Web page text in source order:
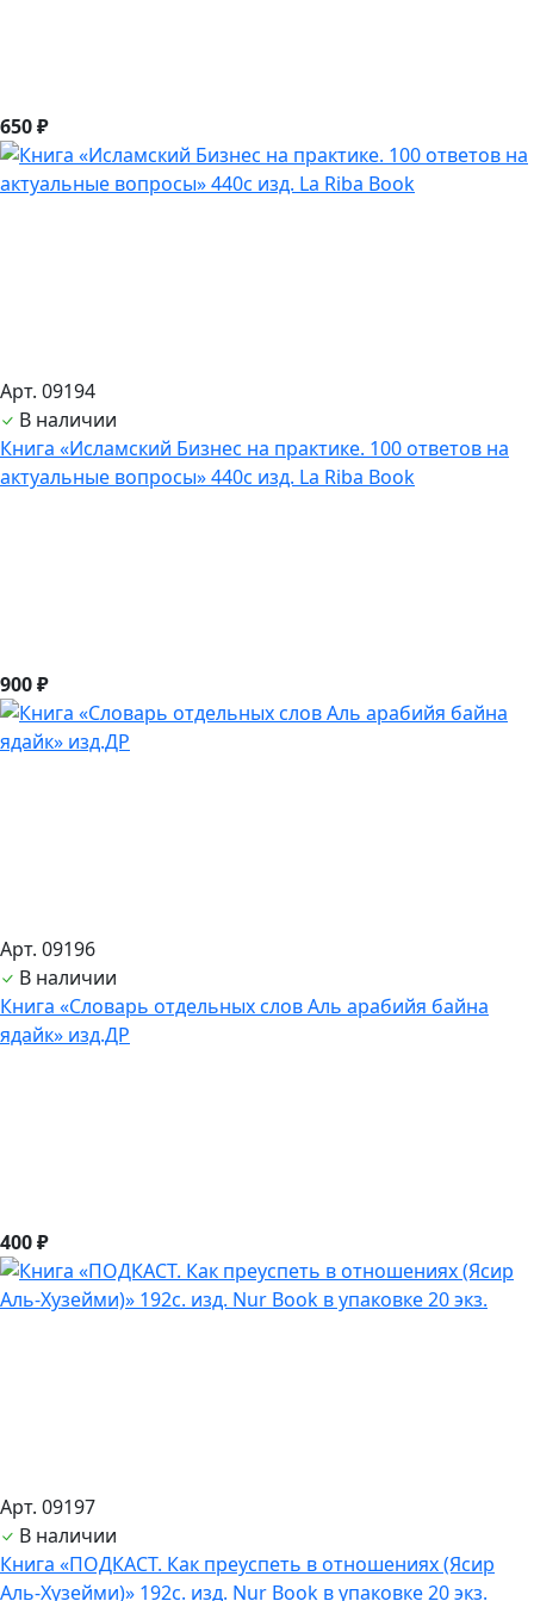
650 ₽
Арт. 09194
В наличии
Книга «Исламский Бизнес на практике. 100 ответов на
актуальные вопросы» 440с изд. La Riba Book
900 ₽
Арт. 09196
В наличии
Книга «Словарь отдельных слов Аль арабийя байна
ядайк» изд.ДР
400 ₽
Арт. 09197
В наличии
Книга «ПОДКАСТ. Как преуспеть в отношениях (Ясир
Аль-Хузейми)» 192с. изд. Nur Book в упаковке 20 экз.